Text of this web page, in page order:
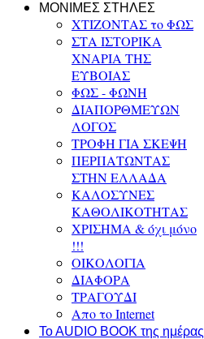
ΜΟΝΙΜΕΣ ΣΤΗΛΕΣ
ΧΤΙΖΟΝΤΑΣ το ΦΩΣ
ΣΤΑ ΙΣΤΟΡΙΚΑ
ΧΝΑΡΙΑ ΤΗΣ
ΕΥΒΟΙΑΣ
ΦΩΣ - ΦΩΝΗ
ΔΙΑΠΟΡΘΜΕΥΩΝ
ΛΟΓΟΣ
ΤΡΟΦΗ ΓΙΑ ΣΚΕΨΗ
ΠΕΡΠΑΤΩΝΤΑΣ
ΣΤΗΝ ΕΛΛΑΔΑ
ΚΑΛΟΣΥΝΕΣ
ΚΑΘΟΛΙΚΟΤΗΤΑΣ
ΧΡΙΣΗΜΑ & όχι μόνο
!!!
ΟΙΚΟΛΟΓΙΑ
ΔΙΑΦΟΡΑ
ΤΡΑΓΟΥΔΙ
Απο το Internet
To AUDIO BOOK της ημέρας